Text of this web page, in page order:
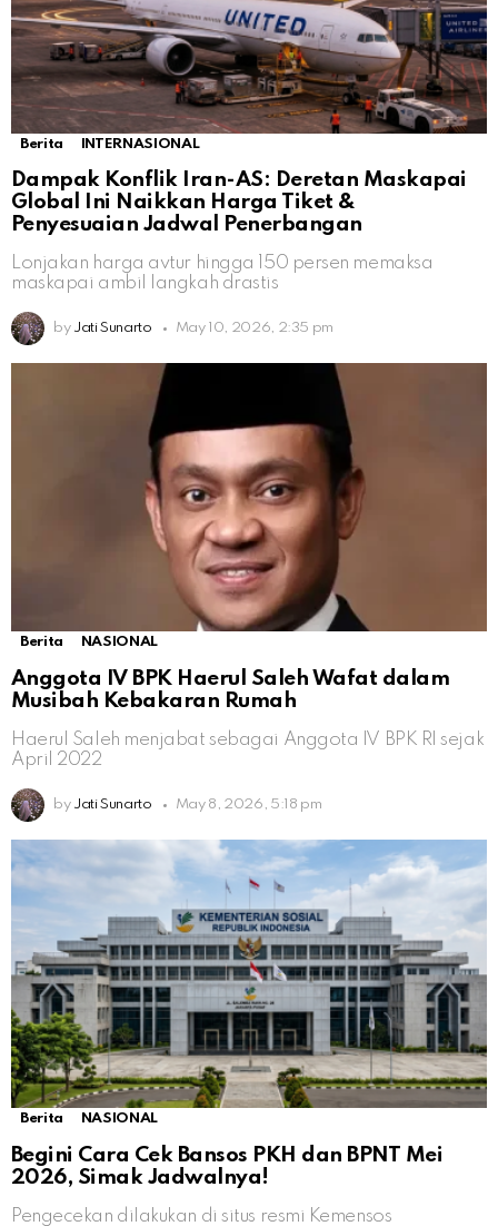
Berita INTERNASIONAL
Dampak Konflik Iran-AS: Deretan Maskapai
Global Ini Naikkan Harga Tiket &
Penyesuaian Jadwal Penerbangan
Lonjakan harga avtur hingga 150 persen memaksa
maskapai ambil langkah drastis
by Jati Sunarto May 10, 2026, 2:35 pm
Berita NASIONAL
Anggota IV BPK Haerul Saleh Wafat dalam
Musibah Kebakaran Rumah
Haerul Saleh menjabat sebagai Anggota IV BPK RI sejak
April 2022
by Jati Sunarto May 8, 2026, 5:18 pm
Berita NASIONAL
Begini Cara Cek Bansos PKH dan BPNT Mei
2026, Simak Jadwalnya!
Pengecekan dilakukan di situs resmi Kemensos